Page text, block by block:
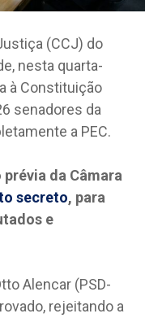
(CCJ) do
nesta quarta-
à Constituição
senadores da
a PEC.
da Câmara
secreto, para
e
Alencar (PSD-
rejeitando a